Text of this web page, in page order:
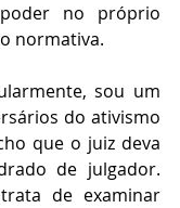
no próprio
normativa.
sou um
do ativismo
que o juiz deva
de julgador.
de examinar